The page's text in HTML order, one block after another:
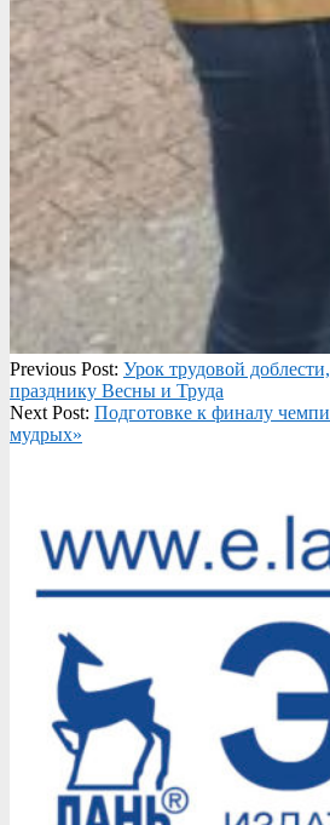
2021-
05-
04
Previous Post: Урок трудовой
празднику Весны и Труда
Next Post: Подготовке к финалу
мудрых»